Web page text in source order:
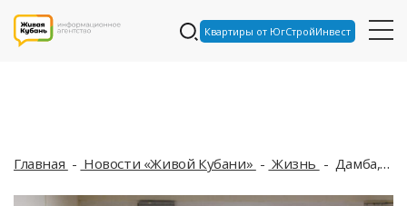
Квартиры от ЮгСтройИнвест
Главная Новости «Живой Кубани» Жизнь Дамба, трактор и квартира: бывший вице-губернатор Кубани Вороновский брал не только деньгами